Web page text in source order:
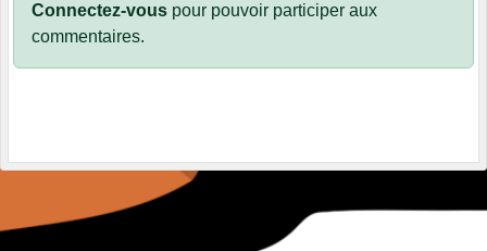
Connectez-vous pour pouvoir participer aux
commentaires.